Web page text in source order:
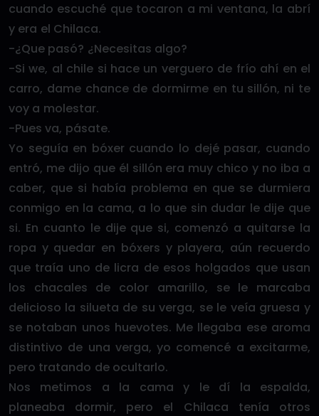
cuando escuché que tocaron a mi ventana, la abrí
y era el Chilaca.
-¿Que pasó? ¿Necesitas algo?
-Si we, al chile si hace un verguero de frío ahí en el
carro, dame chance de dormirme en tu sillón, ni te
voy a molestar.
-Pues va, pásate.
Yo seguía en bóxer cuando lo dejé pasar, cuando
entró, me dijo que él sillón era muy chico y no iba a
caber, que si había problema en que se durmiera
conmigo en la cama, a lo que sin dudar le dije que
si. En cuanto le dije que si, comenzó a quitarse la
ropa y quedar en bóxers y playera, aún recuerdo
que traía uno de licra de esos holgados que usan
los chacales de color amarillo, se le marcaba
delicioso la silueta de su verga, se le veía gruesa y
se notaban unos huevotes. Me llegaba ese aroma
distintivo de una verga, yo comencé a excitarme,
pero tratando de ocultarlo.
Nos metimos a la cama y le dí la espalda,
planeaba dormir, pero el Chilaca tenía otros